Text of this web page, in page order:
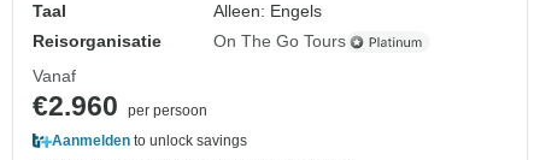
Taal
Alleen: Engels
Reisorganisatie
On The Go Tours
Vanaf
€2.960
per persoon
Aanmelden to unlock savings